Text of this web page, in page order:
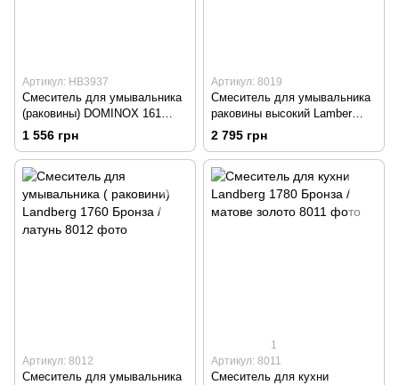
Артикул: HB3937
Смеситель для умывальника
(раковины) DOMINOX 161
Бронзовый
1 556 грн
Артикул: 8019
Смеситель для умывальника
раковины высокий Lamber
15675 бронзовый
2 795 грн
Артикул: 8012
Смеситель для умывальника
1
Артикул: 8011
Смеситель для кухни